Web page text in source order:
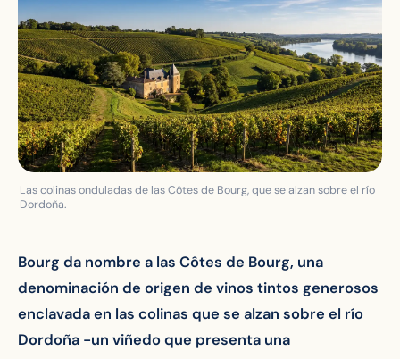
Las colinas onduladas de las Côtes de Bourg, que se alzan sobre el río
Dordoña.
Bourg da nombre a las Côtes de Bourg, una
denominación de origen de vinos tintos generosos
enclavada en las colinas que se alzan sobre el río
Dordoña -un viñedo que presenta una